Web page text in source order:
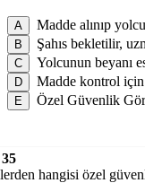
Madde alınıp
Şahıs bekletilir,
Yolcunun beyanı
Madde kontrol
Özel Güvenlik
35
hangisi özel